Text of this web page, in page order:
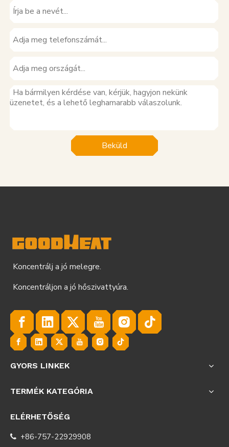
Beküld
Koncentrálj a jó melegre.
Koncentráljon a jó hőszivattyúra.
GYORS LINKEK
TERMÉK KATEGÓRIA
ELÉRHETŐSÉG
 +86-757-22929908